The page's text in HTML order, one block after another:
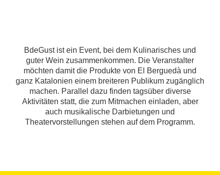
BdeGust ist ein Event, bei dem Kulinarisches und
guter Wein zusammenkommen. Die Veranstalter
möchten damit die Produkte von El Berguedà und
ganz Katalonien einem breiteren Publikum zugänglich
machen. Parallel dazu finden tagsüber diverse
Aktivitäten statt, die zum Mitmachen einladen, aber
auch musikalische Darbietungen und
Theatervorstellungen stehen auf dem Programm.